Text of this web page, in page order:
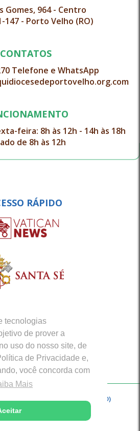
tecnologias
de prover a
uso do nosso site, de
de Privacidade e,
você concorda com
Mais
Gomes, 964 - Centro
147 - Porto Velho (RO)
CONTATOS
Telefone e WhatsApp
feira: 8h às 12h - 14h às 18h
de 8h às 12h
RÁPIDO
de Porto Velho (RO)
com excelência por